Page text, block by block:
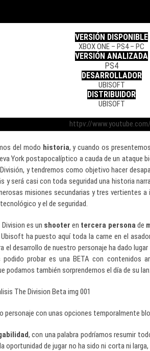
VERSIÓN DISPONIBLE
XBOX ONE – PS4 – PC
VERSIÓN ANALIZADA
PS4
DESARROLLADOR
UBISOFT
DISTRIBUIDOR
UBISOFT
httpv://
del modo historia, y cuando os
York postapocalíptico a cauda de un
y tendremos como objetivo hacer
y será casi con toda seguridad una historia
misiones secundarias y tres vertientes
y el de seguridad.
es un shooter en tercera personade
ha puesto aquí toda la carne en el
el desarrollo de nuestro personaje ha dado
probar es una BETA con contenidos
podamos también sorprendernos el día de su
personaje con unas opciones temporalmente
, con una palabra podríamos resumir
oportunidad de jugar no ha sido ni corta ni